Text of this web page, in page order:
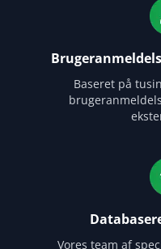
Baseret på
Vores team af